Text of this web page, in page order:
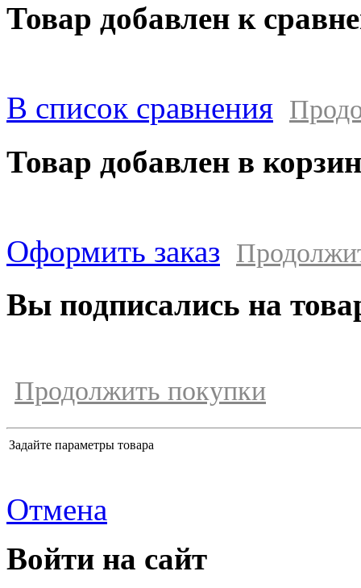
Товар добавлен к
В список сравнения
Товар добавлен в
Оформить заказ
Вы подписались на
Продолжить покупки
Задайте параметры товара
Отмена
Войти на сайт